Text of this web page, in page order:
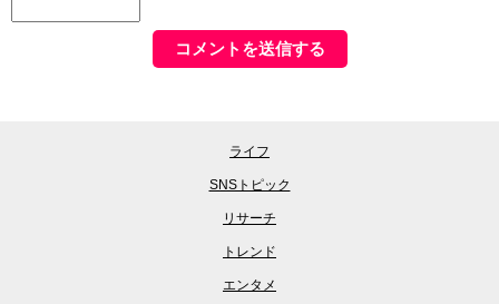
ライフ
SNSトピック
リサーチ
トレンド
エンタメ